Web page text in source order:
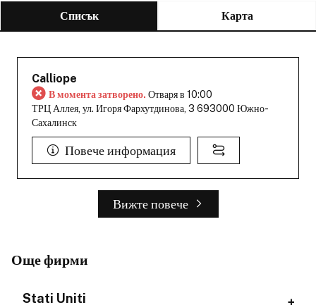
Списък Карта
Calliope
В момента затворено. Отваря в 10:00
ТРЦ Аллея, ул. Игоря Фархутдинова, 3 693000 Южно-
Сахалинск
Повече информация
Вижте повече
Още фирми
Stati Uniti